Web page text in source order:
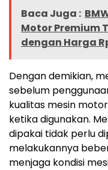
Baca Juga :
Motor Premium
dengan Harga
Dengan demikian,
sebelum
kualitas mesin
ketika digunakan.
dipakai tidak perlu
melakukannya
menjaga kondisi